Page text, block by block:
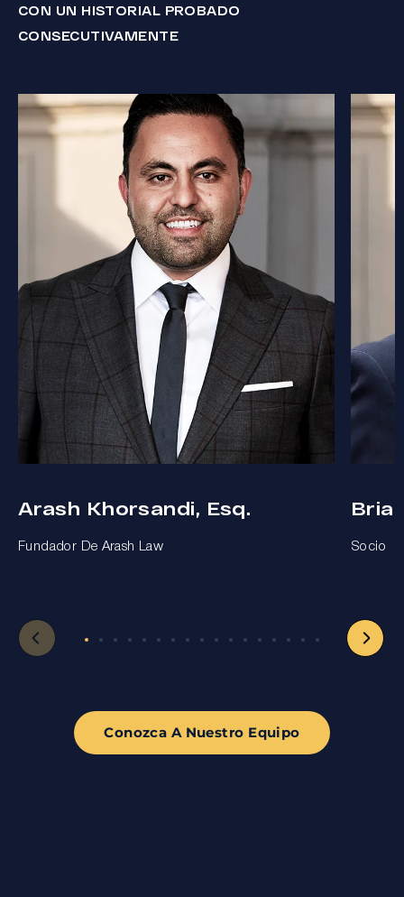
CON UN HISTORIAL PROBADO
CONSECUTIVAMENTE
Arash Khorsandi, Esq.
Fundador De Arash Law Socio
Conozca A Nuestro Equipo